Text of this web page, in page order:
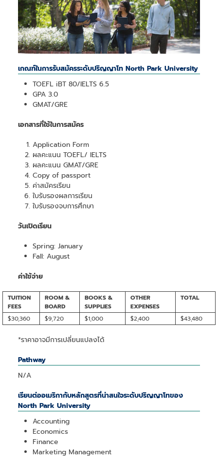
เกณฑ์ในการรับสมัครระดับปริญญาโท North Park University
TOEFL iBT 80/IELTS 6.5
GPA 3.0
GMAT/GRE
เอกสารที่ใช้ในการสมัคร
Application Form
ผลคะแนน TOEFL/ IELTS
ผลคะแนน GMAT/GRE
Copy of passport
ค่าสมัครเรียน
ใบรับรองผลการเรียน
ใบรับรองจบการศึกษา
วันเปิดเรียน
Spring: January
Fall: August
ค่าใช้จ่าย
TUITION
FEES
ROOM &
BOARD
BOOKS &
SUPPLIES
OTHER
EXPENSES
TOTAL
$30,360 $9,720 $1,000 $2,400 $43,480
*ราคาอาจมีการเปลี่ยนแปลงได้
Pathway
N/A
เรียนต่ออเมริกากับหลักสูตรที่น่าสนใจระดับปริญญาโทของ
North Park University
Accounting
Economics
Finance
Marketing Management